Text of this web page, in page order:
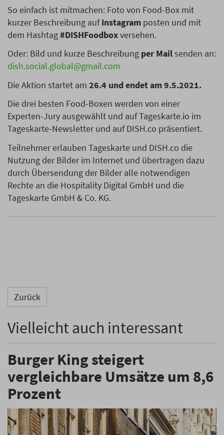
So einfach ist mitmachen: Foto von Food-Box mit
kurzer Beschreibung aufInstagram posten und mit
dem Hashtag#DISHFoodboxversehen.
Oder: Bild und kurze Beschreibung per Mailsenden an:
dish.social.global@gmail.com
Die Aktion startet am 26.4 und endet am 9.5.2021.
Die drei besten Food-Boxen werden von einer
Experten-Jury ausgewählt und auf Tageskarte.io im
Tageskarte-Newsletter und auf DISH.co präsentiert.
Teilnehmer erlauben Tageskarte und DISH.co die
Nutzung der Bilder im Internet und übertragen dazu
durch Übersendung der Bilder alle notwendigen
Rechte an die Hospitality Digital GmbH und die
Tageskarte GmbH & Co. KG.
Zurück
Vielleicht auch interessant
Burger King steigert
vergleichbare Umsätze um 8,6
Prozent